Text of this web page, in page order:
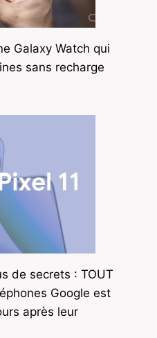
Galaxy Watch qui
sans recharge
de secrets : TOUT
Google est
après leur